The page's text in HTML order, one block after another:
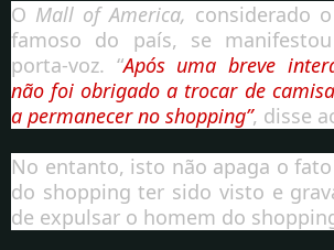
O Mall of America, considerado
famoso do país, se
porta-voz. “Após uma breve
não foi obrigado a trocar de
a permanecer no shopping”, disse
No entanto, isto não apaga o
do shopping ter sido visto e
de expulsar o homem do